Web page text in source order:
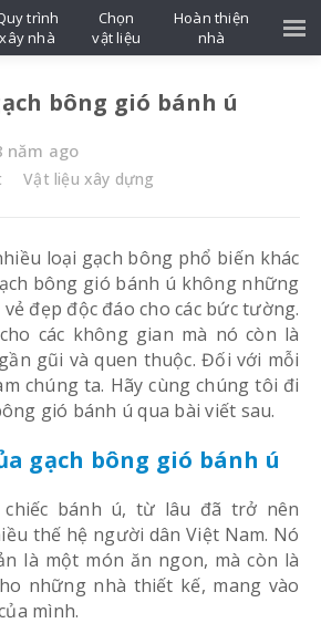
bông gió bánh ú
năm ago
Vật liệu xây dựng
loại gạch bông phổ biến khác
bông gió bánh ú không những
đẹp độc đáo cho các bức tường.
các không gian mà nó còn là
gũi và quen thuộc. Đối với mỗi
chúng ta. Hãy cùng chúng tôi đi
gió bánh ú qua bài viết sau.
gạch bông gió bánh ú
bánh ú, từ lâu đã trở nên
thế hệ người dân Việt Nam. Nó
là một món ăn ngon, mà còn là
những nhà thiết kế, mang vào
mình.
trình
xây nhà
Chọn
vật liệu
Hoàn thiện
nhà